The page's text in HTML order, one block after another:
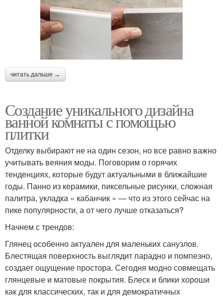
читать дальше →
Создание уникального дизайна
ванной комнаты с помощью
плитки
Отделку выбирают не на один сезон, но все равно важно
учитывать веяния моды. Поговорим о горячих
тенденциях, которые будут актуальными в ближайшие
годы. Панно из керамики, пиксельные рисунки, сложная
палитра, укладка « кабанчик » — что из этого сейчас на
пике популярности, а от чего лучше отказаться?
Начнем с трендов:
Глянец особенно актуален для маленьких санузлов.
Блестящая поверхность выглядит парадно и помпезно,
создает ощущение простора. Сегодня модно совмещать
глянцевые и матовые покрытия. Блеск и блики хороши
как для классических, так и для демократичных